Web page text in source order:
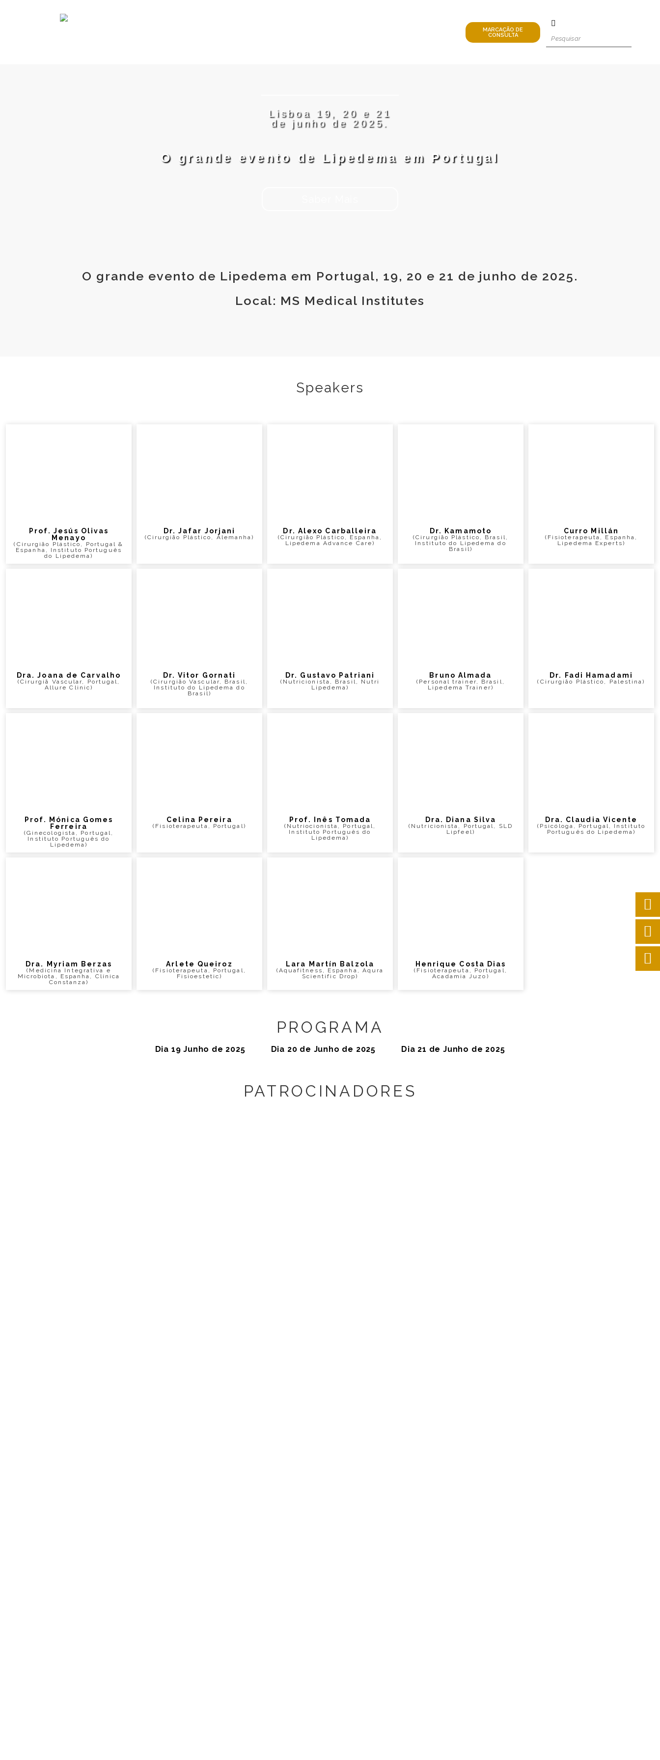
MARCAÇÃO DE
CONSULTA
Lisboa 19, 20 e 21
de junho de 2025.
O grande evento de Lipedema em Portugal
O grande evento de Lipedema em Portugal, 19, 20 e 21 de junho de 2025.
Local: MS Medical Institutes
Speakers
Prof. Jesús Olivas
Menayo
(Cirurgião Plástico, Portugal &
Espanha, Instituto Português
do Lipedema)
Dr. Jafar Jorjani
(Cirurgião Plástico, Alemanha)
Dr. Alexo Carballeira
(Cirurgião Plástico, Espanha,
Lipedema Advance Care)
Dr. Kamamoto
(Cirurgião Plástico, Brasil,
Instituto do Lipedema do
Brasil)
Curro Millán
(Fisioterapeuta, Espanha,
Lipedema Experts)
Dra. Joana de Carvalho
(Cirurgiã Vascular, Portugal,
Allure Clinic)
Dr. Vitor Gornati
(Cirurgião Vascular, Brasil,
Instituto do Lipedema do
Brasil)
Dr. Gustavo Patriani
(Nutricionista, Brasil, Nutri
Lipedema)
Bruno Almada
(Personal trainer, Brasil,
Lipedema Trainer)
Dr. Fadi Hamadami
(Cirurgião Plástico, Palestina)
Prof. Mónica Gomes
Ferreira
(Ginecologista, Portugal,
Instituto Português do
Lipedema)
Celina Pereira
(Fisioterapeuta, Portugal)
Prof. Inês Tomada
(Nutriocionista, Portugal,
Instituto Português do
Lipedema)
Dra. Diana Silva
(Nutricionista, Portugal, SLD
Lipfeel)
Dra. Claudia Vicente
(Psicóloga, Portugal, Instituto
Português do Lipedema)
Dra. Myriam Berzas
(Medicina Integrativa e
Microbiota, Espanha, Clínica
Constanza)
Arlete Queiroz
(Fisioterapeuta, Portugal,
Fisioestetic)
Lara Martín Balzola
(Aquafitness, Espanha, Aqura
Scientific Drop)
Henrique Costa Dias
(Fisioterapeuta, Portugal,
Acadamia Juzo)
PROGRAMA
Dia 19 Junho de 2025 Dia 20 de Junho de 2025 Dia 21 de Junho de 2025
PATROCINADORES